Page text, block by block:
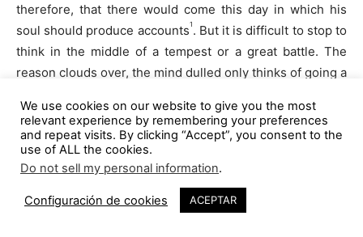
therefore, that there would come this day in which his
soul should produce accounts1 . But it is difficult to stop to
think in the middle of a tempest or a great battle. The
reason clouds over, the mind dulled only thinks of going a
of the napalm in the morning, and the satiny hills seemed
to detach an indescribable aroma to victory. But, since
Kilgore had predicted, one day this war finished. The
things changed and the illustrious ones of the
architecture had to change his speech. Before the
We use cookies on our website to give you the most
relevant experience by remembering your preferences
and repeat visits. By clicking “Accept”, you consent to the
use of ALL the cookies.
Do not sell my personal information.
Configuración de cookies ACEPTAR